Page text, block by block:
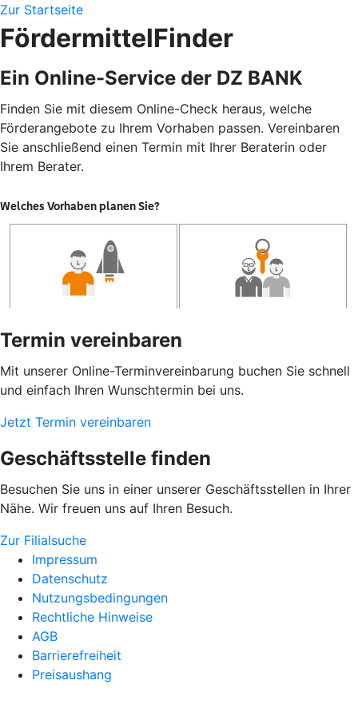
Zur Startseite
FördermittelFinder
Ein Online-Service der DZ BANK
Finden Sie mit diesem Online-Check heraus, welche
Förderangebote zu Ihrem Vorhaben passen. Vereinbaren
Sie anschließend einen Termin mit Ihrer Beraterin oder
Ihrem Berater.
Termin vereinbaren
Mit unserer Online-Terminvereinbarung buchen Sie schnell
und einfach Ihren Wunschtermin bei uns.
Jetzt Termin vereinbaren
Geschäftsstelle finden
Besuchen Sie uns in einer unserer Geschäftsstellen in Ihrer
Nähe. Wir freuen uns auf Ihren Besuch.
Zur Filialsuche
Impressum
Datenschutz
Nutzungsbedingungen
Rechtliche Hinweise
AGB
Barrierefreiheit
Preisaushang